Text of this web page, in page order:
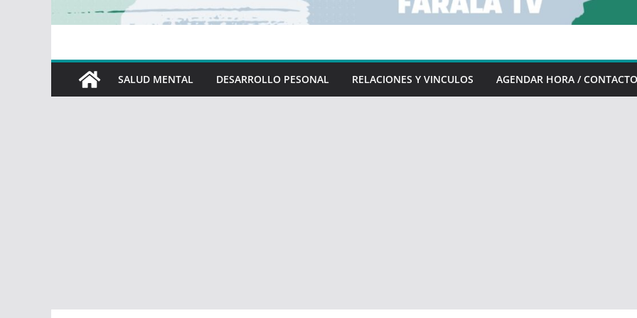
SALUD MENTAL DESARROLLO PESONAL RELACIONES Y VINCULOS AGENDAR HORA / CONTACTO